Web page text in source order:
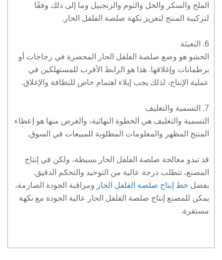
الملح والسكر والخل والثوم والزنجبيل وما إلى ذلك وفقًا
لتركيبة المنتج لتعزيز نكهة صلصة الفلفل الحار.
6. التعبئة
الحشو هو وضع صلصة الفلفل الحار المحضرة في زجاجات أو
برطمانات وإغلاقها. هذا هو الرابط الأقرب للمستهلكين في
عملية الإنتاج، لذلك يجب إيلاء اهتمام خاص للنظافة والإغلاق.
7. التسمية والتغليف
التسمية والتغليف هي الخطوة النهائية، والغرض منها هو إعطاء
المنتج المظهر والمعلومات المطلوبة للمبيعات في السوق.
قد تبدو معالجة صلصة الفلفل الحار بسيطة، ولكن في إنتاج
المصنع، تتطلب درجة عالية من التوحيد والتحكم الدقيق.
بفضل خط إنتاج صلصة الفلفل الحار ومراقبة الجودة الصارمة،
يمكن للمصنع إنتاج صلصة الفلفل الحار عالية الجودة مع نكهة
مستقرة.